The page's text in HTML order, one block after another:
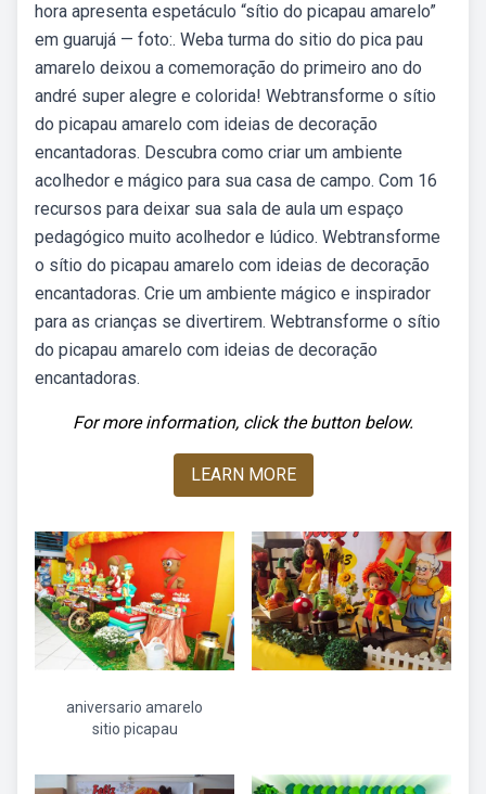
hora apresenta espetáculo “sítio do picapau amarelo”
em guarujá — foto:. Weba turma do sitio do pica pau
amarelo deixou a comemoração do primeiro ano do
andré super alegre e colorida! Webtransforme o sítio
do picapau amarelo com ideias de decoração
encantadoras. Descubra como criar um ambiente
acolhedor e mágico para sua casa de campo. Com 16
recursos para deixar sua sala de aula um espaço
pedagógico muito acolhedor e lúdico. Webtransforme
o sítio do picapau amarelo com ideias de decoração
encantadoras. Crie um ambiente mágico e inspirador
para as crianças se divertirem. Webtransforme o sítio
do picapau amarelo com ideias de decoração
encantadoras.
For more information, click the button below.
LEARN MORE
aniversario amarelo
sitio picapau